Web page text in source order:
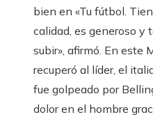
bien en «Tu fútbol.
calidad, es generoso y
subir», afirmó. En este
recuperó al líder, el
fue golpeado por
dolor en el hombre